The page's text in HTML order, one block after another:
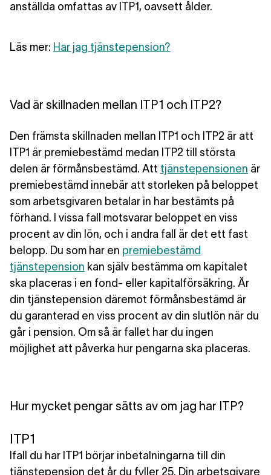
anställda omfattas av ITP1, oavsett ålder.
Läs mer: Har jag tjänstepension?
Vad är skillnaden mellan ITP1 och ITP2?
Den främsta skillnaden mellan ITP1 och ITP2 är att
ITP1 är premiebestämd medan ITP2 till största
delen är förmånsbestämd. Att tjänstepensionen är
premiebestämd innebär att storleken på beloppet
som arbetsgivaren betalar in har bestämts på
förhand. I vissa fall motsvarar beloppet en viss
procent av din lön, och i andra fall är det ett fast
belopp. Du som har en premiebestämd
tjänstepension kan själv bestämma om kapitalet
ska placeras i en fond- eller kapitalförsäkring. Är
din tjänstepension däremot förmånsbestämd är
du garanterad en viss procent av din slutlön när du
går i pension. Om så är fallet har du ingen
möjlighet att påverka hur pengarna ska placeras.
Hur mycket pengar sätts av om jag har ITP?
ITP1
Ifall du har ITP1 börjar inbetalningarna till din
tjänstepension det år du fyller 25. Din arbetsgivare